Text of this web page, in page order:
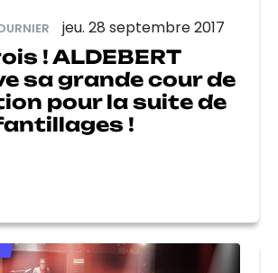
jeu. 28 septembre 2017
! ALDEBERT
sa grande cour de
pour la suite de
!